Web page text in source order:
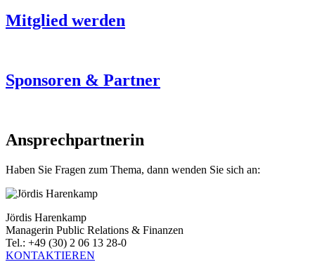
Mitglied werden
Sponsoren & Partner
Ansprechpartnerin
Haben Sie Fragen zum Thema, dann wenden Sie sich an:
Jördis Harenkamp
Managerin Public Relations & Finanzen
Tel.: +49 (30) 2 06 13 28-0
KONTAKTIEREN